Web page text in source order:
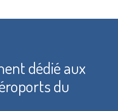
dédié aux
du